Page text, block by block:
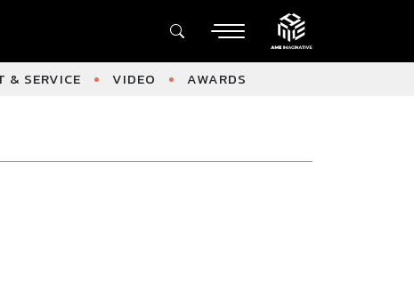
& SERVICE VIDEO AWARDS